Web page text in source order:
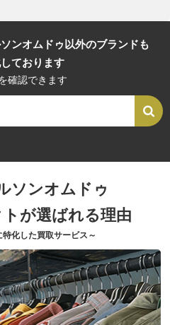
ンオムドゥ以外のブランドも
ております
確認できます
ソンオムドゥ
が選ばれる理由
化した買取サービス～